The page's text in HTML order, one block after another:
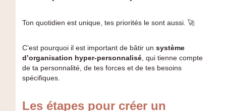
Ton quotidien est unique, tes priorités le sont aussi. 🚀
C’est pourquoi il est important de bâtir un système
d’organisation hyper-personnalisé, qui tienne compte
de ta personnalité, de tes forces et de tes besoins
spécifiques.
Les étapes pour créer un